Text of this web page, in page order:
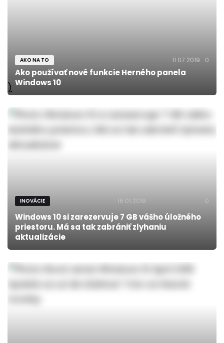
)
AKO NA TO 11.07.2019 0
Ako používať nové funkcie Herného panela
Windows 10
INOVÁCIE 16.01.2019 0
Windows 10 si zarezervuje 7 GB vášho úložného
priestoru. Má sa tak zabrániť zlyhaniu
aktualizácie